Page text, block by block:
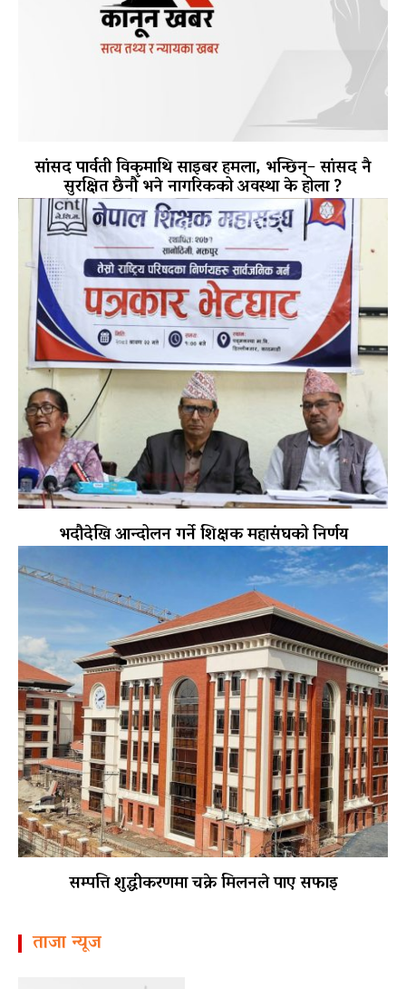
सांसद पार्वती विकमाथि साइबर हमला, भन्छिन्– सांसद नै
सुरक्षित छैनौँ भने नागरिकको अवस्था के होला ?
भदौदेखि आन्दोलन गर्ने शिक्षक महासंघको निर्णय
सम्पत्ति शुद्धीकरणमा चक्रे मिलनले पाए सफाइ
ताजा न्यूज